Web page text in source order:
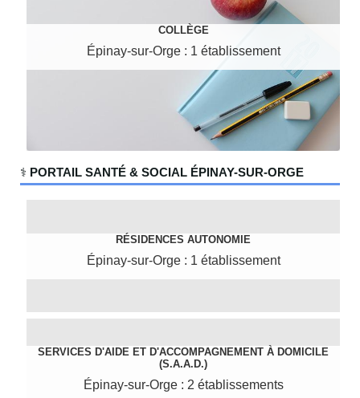
COLLÈGE
Épinay-sur-Orge : 1 établissement
‍⚕️ PORTAIL SANTÉ & SOCIAL ÉPINAY-SUR-ORGE
RÉSIDENCES AUTONOMIE
Épinay-sur-Orge : 1 établissement
SERVICES D'AIDE ET D'ACCOMPAGNEMENT À DOMICILE
(S.A.A.D.)
Épinay-sur-Orge : 2 établissements